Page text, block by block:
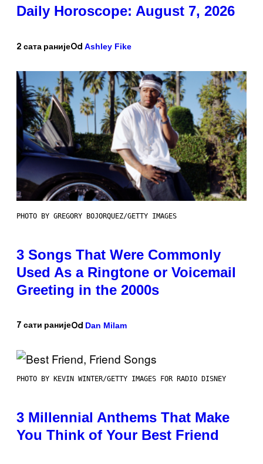
Daily Horoscope: August 7, 2026
2 сата ранијеOd Ashley Fike
PHOTO BY GREGORY BOJORQUEZ/GETTY IMAGES
3 Songs That Were Commonly
Used As a Ringtone or Voicemail
Greeting in the 2000s
7 сати ранијеOd Dan Milam
PHOTO BY KEVIN WINTER/GETTY IMAGES FOR RADIO DISNEY
3 Millennial Anthems That Make
You Think of Your Best Friend